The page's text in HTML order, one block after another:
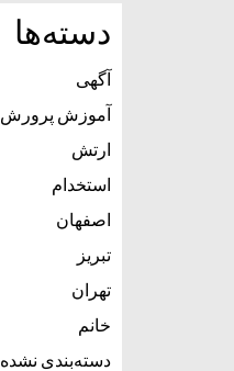
دسته‌ها
آگهی
آموزش پرورش
ارتش
استخدام
اصفهان
تبریز
تهران
خانم
دسته‌بندی نشده